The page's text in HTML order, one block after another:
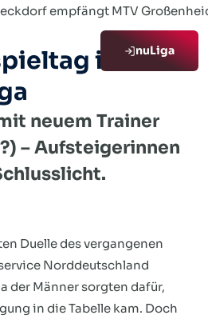
nuLiga
empfängt MTV
in der
neuem Trainer
– Aufsteigerinnen
.
Duelle des vergangenen
Norddeutschland
der Männer sorgten dafür,
in die Tabelle kam. Doch